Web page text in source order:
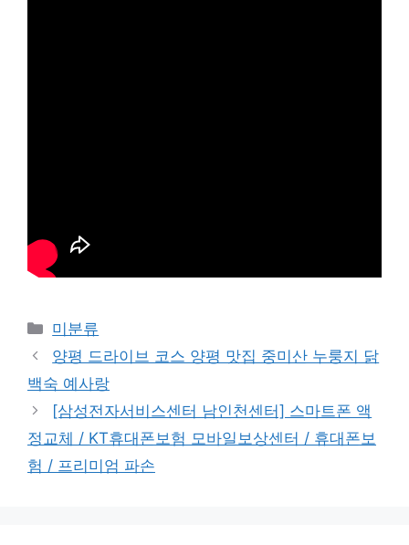
Categories
미분류
양평 드라이브 코스 양평 맛집 중미산 누룽지 닭
백숙 예사랑
[삼성전자서비스센터 남인천센터] 스마트폰 액
정교체 / KT휴대폰보험 모바일보상센터 / 휴대폰보
험 / 프리미엄 파손